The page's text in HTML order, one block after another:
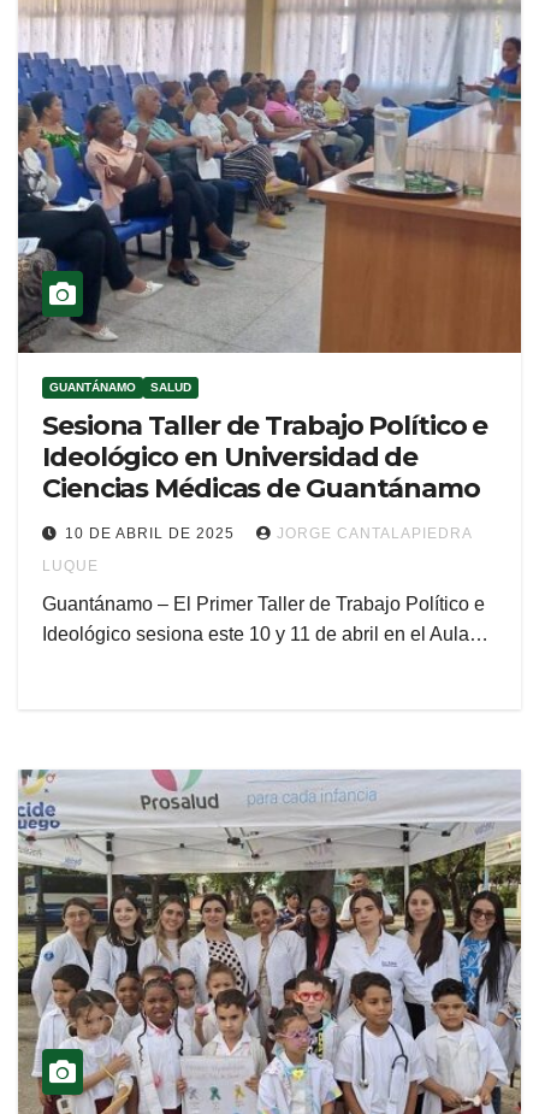
GUANTÁNAMO SALUD
Sesiona Taller de Trabajo Político e
Ideológico en Universidad de
Ciencias Médicas de Guantánamo
10 DE ABRIL DE 2025
JORGE CANTALAPIEDRA
LUQUE
Guantánamo – El Primer Taller de Trabajo Político e
Ideológico sesiona este 10 y 11 de abril en el Aula…